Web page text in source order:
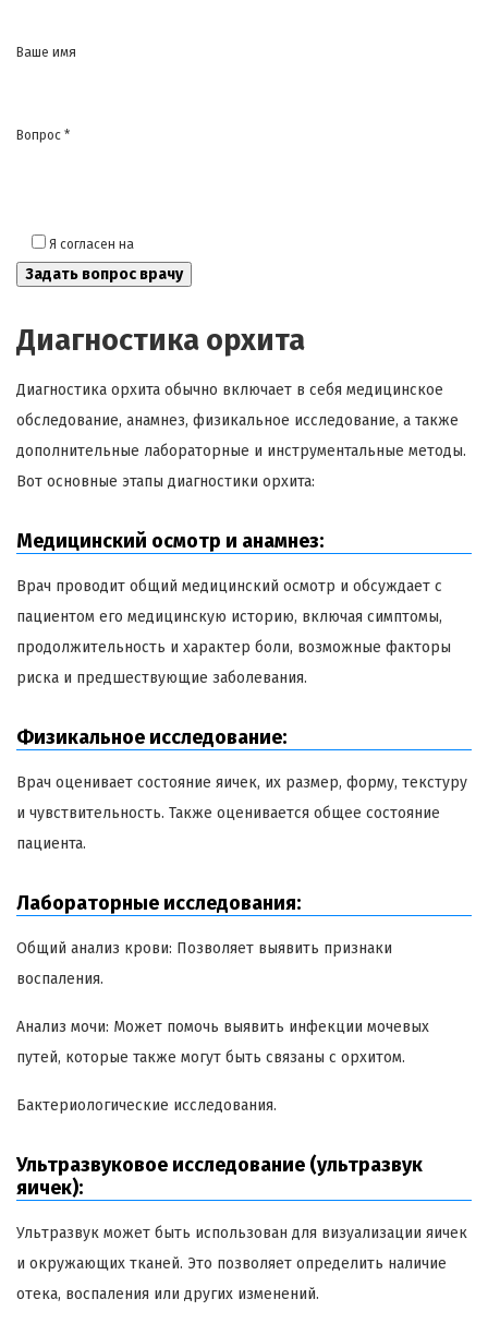
Ваше имя
Вопрос *
Я согласен на
Диагностика орхита
Диагностика орхита обычно включает в себя медицинское
обследование, анамнез, физикальное исследование, а также
дополнительные лабораторные и инструментальные методы.
Вот основные этапы диагностики орхита:
Медицинский осмотр и анамнез:
Врач проводит общий медицинский осмотр и обсуждает с
пациентом его медицинскую историю, включая симптомы,
продолжительность и характер боли, возможные факторы
риска и предшествующие заболевания.
Физикальное исследование:
Врач оценивает состояние яичек, их размер, форму, текстуру
и чувствительность. Также оценивается общее состояние
пациента.
Лабораторные исследования:
Общий анализ крови: Позволяет выявить признаки
воспаления.
Анализ мочи: Может помочь выявить инфекции мочевых
путей, которые также могут быть связаны с орхитом.
Бактериологические исследования.
Ультразвуковое исследование (ультразвук
яичек):
Ультразвук может быть использован для визуализации яичек
и окружающих тканей. Это позволяет определить наличие
отека, воспаления или других изменений.